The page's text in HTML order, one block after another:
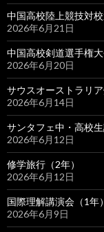
中国高校陸上競技対
2026年6月21日
中国高校剣道選手権大
2026年6月20日
サウスオーストラリ
2026年6月14日
サンタフェ中・高校
2026年6月12日
修学旅行（2年）
2026年6月12日
国際理解講演会（1年）
2026年6月9日